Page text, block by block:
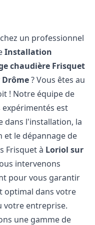
un professionnel
Installation
chaudière Frisquet
? Vous êtes au
! Notre équipe de
est
dans l'installation, la
et le dépannage de
Frisquet à Loriol sur
intervenons
pour vous garantir
optimal dans votre
votre entreprise.
une gamme de